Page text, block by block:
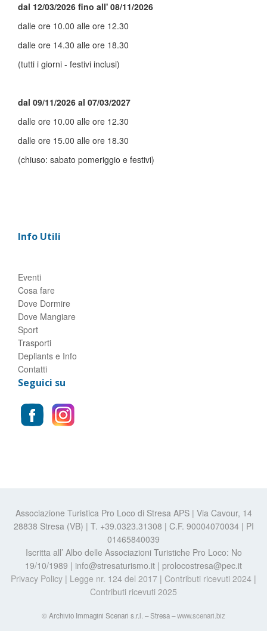
dal 12/03/2026 fino all' 08/11/2026
dalle ore 10.00 alle ore 12.30
dalle ore 14.30 alle ore 18.30
(tutti i giorni - festivi inclusi)
dal 09/11/2026 al 07/03/2027
dalle ore 10.00 alle ore 12.30
dalle ore 15.00 alle ore 18.30
(chiuso: sabato pomeriggio e festivi)
Info Utili
Eventi
Cosa fare
Dove Dormire
Dove Mangiare
Sport
Trasporti
Depliants e Info
Contatti
Seguici su
Associazione Turistica Pro Loco di Stresa APS | Via Cavour, 14
28838 Stresa (VB) | T. +39.0323.31308 | C.F. 90004070034 | PI
01465840039
Iscritta all’ Albo delle Associazioni Turistiche Pro Loco: No
19/10/1989 | info@stresaturismo.it | prolocostresa@pec.it
Privacy Policy | Legge nr. 124 del 2017 | Contributi ricevuti 2024 |
Contributi ricevuti 2025
© Archivio Immagini Scenari s.r.l. – Stresa –www.scenari.biz